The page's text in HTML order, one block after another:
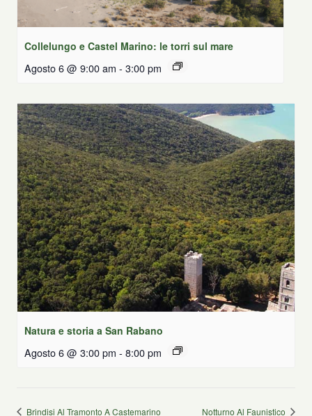
Collelungo e Castel Marino: le torri sul mare
Agosto 6 @ 9:00 am - 3:00 pm
Natura e storia a San Rabano
Agosto 6 @ 3:00 pm - 8:00 pm
Brindisi Al Tramonto A Castemarino Notturno Al Faunistico